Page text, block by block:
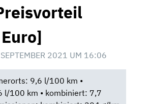
2021 UM 16:06
9,6 l/100 km •
l/100 km • kombiniert: 7,7